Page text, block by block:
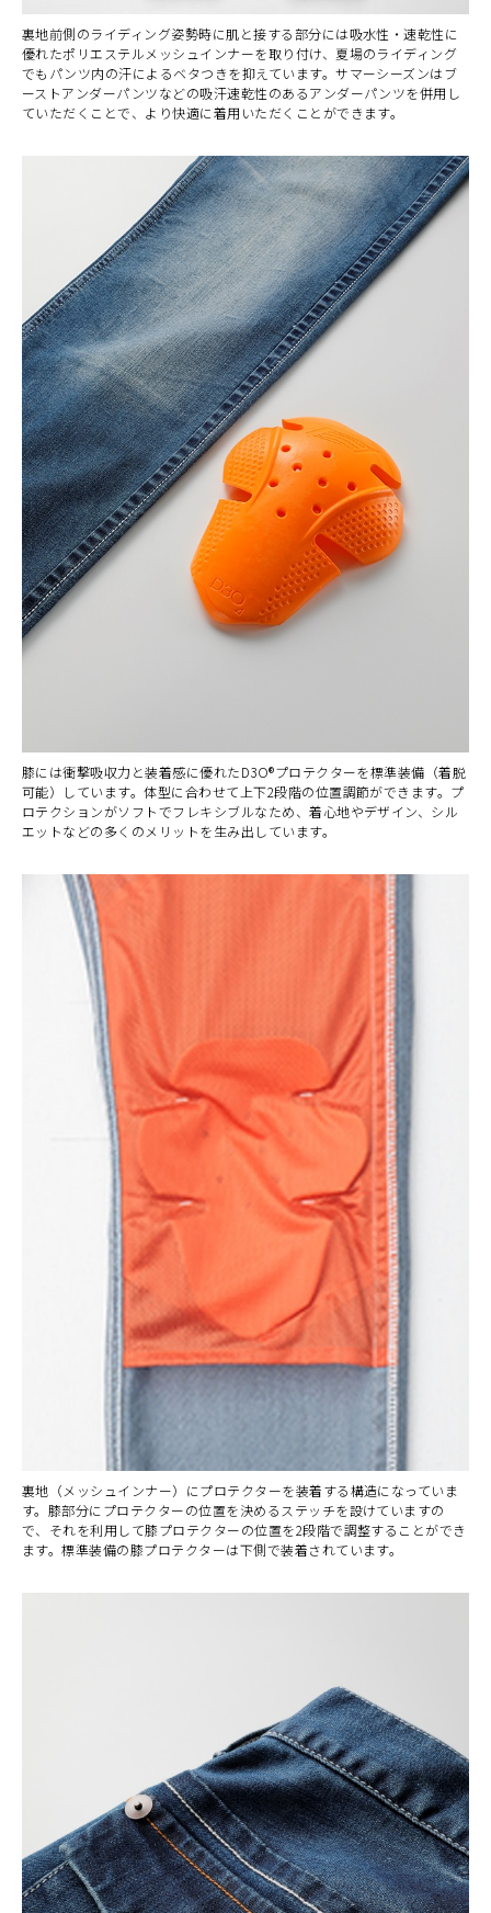
裏地前側のライディング姿勢時に肌と接する部分には吸水性・速乾性に
優れたポリエステルメッシュインナーを取り付け、夏場のライディング
でもパンツ内の汗によるベタつきを抑えています。サマーシーズンはブ
ーストアンダーパンツなどの吸汗速乾性のあるアンダーパンツを併用し
ていただくことで、より快適に着用いただくことができます。
膝には衝撃吸収力と装着感に優れたD3O®プロテクターを標準装備（着脱
可能）しています。体型に合わせて上下2段階の位置調節ができます。プ
ロテクションがソフトでフレキシブルなため、着心地やデザイン、シル
エットなどの多くのメリットを生み出しています。
裏地（メッシュインナー）にプロテクターを装着する構造になっていま
す。膝部分にプロテクターの位置を決めるステッチを設けていますの
で、それを利用して膝プロテクターの位置を2段階で調整することができ
ます。標準装備の膝プロテクターは下側で装着されています。